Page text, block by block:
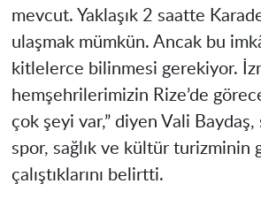
mevcut. Yaklaşık 2 saatte
ulaşmak mümkün. Ancak bu
kitlelerce bilinmesi gerekiyor.
hemşehrilerimizin Rize’de
çok şeyi var,” diyen Vali
spor, sağlık ve kültür turizminin
çalıştıklarını belirtti.